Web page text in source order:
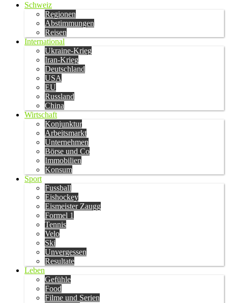
Schweiz
Regionen
Abstimmungen
Reisen
International
Ukraine-Krieg
Iran-Krieg
Deutschland
USA
EU
Russland
China
Wirtschaft
Konjunktur
Arbeitsmarkt
Unternehmen
Börse und Co
Immobilien
Konsum
Sport
Fussball
Eishockey
Eismeister Zaugg
Formel 1
Tennis
Velo
Ski
Unvergessen
Resultate
Leben
Gefühle
Food
Filme und Serien